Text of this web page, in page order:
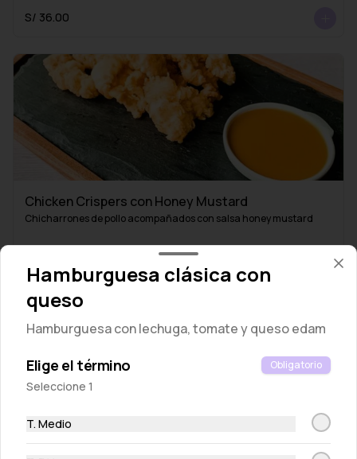
S/ 36.00
Chicken Crispers con Honey Mustard
Chicharrones de pollo acompañados con salsa honey mustard
Mozarella Sticks
Hamburguesa clásica con
queso
Hamburguesa con lechuga, tomate y queso edam
Elige el término Obligatorio
Seleccione 1
T. Medio